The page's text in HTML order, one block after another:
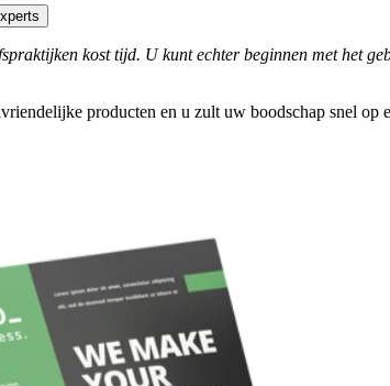
kost tijd. U kunt echter beginnen met het
producten en u zult uw boodschap snel op